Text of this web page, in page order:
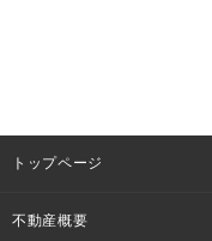
トップページ
不動産概要